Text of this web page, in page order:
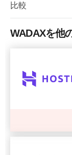
価格
比較
WADAXを他